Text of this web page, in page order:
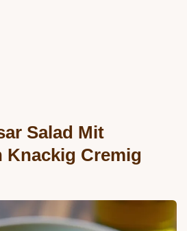
Salad Mit
Knackig Cremig